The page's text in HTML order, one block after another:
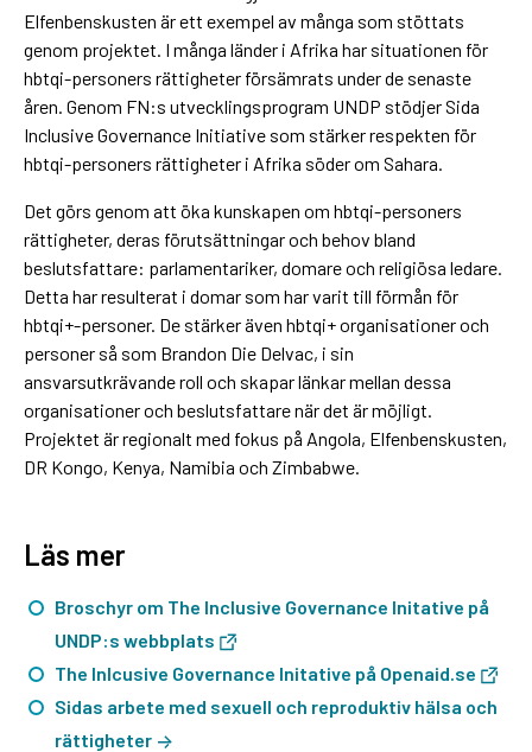
Elfenbenskusten är ett exempel av många som stöttats
genom projektet. I många länder i Afrika har situationen för
hbtqi-personers rättigheter försämrats under de senaste
åren. Genom FN:s utvecklingsprogram UNDP stödjer Sida
Inclusive Governance Initiative som stärker respekten för
hbtqi-personers rättigheter i Afrika söder om Sahara.
Det görs genom att öka kunskapen om hbtqi-personers
rättigheter, deras förutsättningar och behov bland
beslutsfattare: parlamentariker, domare och religiösa ledare.
Detta har resulterat i domar som har varit till förmån för
hbtqi+-personer. De stärker även hbtqi+ organisationer och
personer så som Brandon Die Delvac, i sin
ansvarsutkrävande roll och skapar länkar mellan dessa
organisationer och beslutsfattare när det är möjligt.
Projektet är regionalt med fokus på Angola, Elfenbenskusten,
DR Kongo, Kenya, Namibia och Zimbabwe.
Läs mer
Broschyr om The Inclusive Governance Initative på
UNDP:s webbplats
The Inlcusive Governance Initative på Openaid.se
Sidas arbete med sexuell och reproduktiv hälsa och
rättigheter